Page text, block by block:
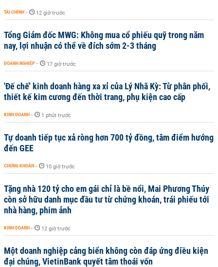
TÀI CHÍNH - 12 giờ trước
Tổng Giám đốc MWG: Không mua cổ phiếu quỹ trong năm
nay, lợi nhuận có thể về đích sớm 2-3 tháng
DOANH NGHIỆP - 17 giờ trước
'Đế chế’ kinh doanh hàng xa xỉ của Lý Nhã Kỳ: Từ phân phối,
thiết kế kim cương đến thời trang, phụ kiện cao cấp
KINH DOANH - 1 phút trước
Tự doanh tiếp tục xả ròng hơn 700 tỷ đồng, tâm điểm hướng
đến GEE
CHỨNG KHOÁN - 10 giờ trước
Tặng nhà 120 tỷ cho em gái chỉ là bề nổi, Mai Phương Thúy
còn sở hữu danh mục đầu tư từ chứng khoán, trái phiếu tới
nhà hàng, phim ảnh
KINH DOANH - 12 giờ trước
Một doanh nghiệp cảng biển không còn đáp ứng điều kiện
đại chúng, VietinBank quyết tâm thoái vốn